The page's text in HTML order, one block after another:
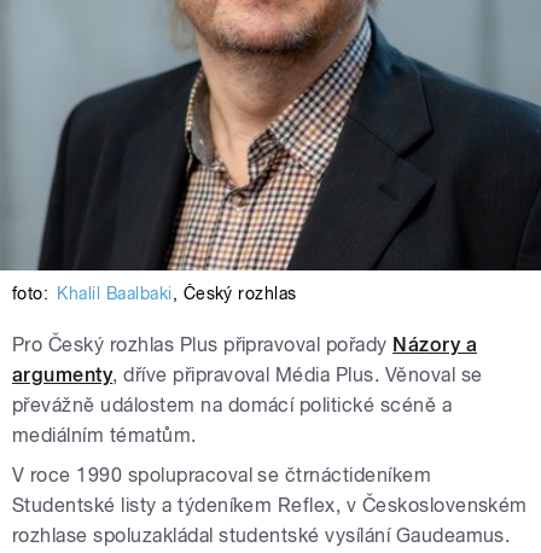
foto: Khalil Baalbaki, Český rozhlas
Pro Český rozhlas Plus připravoval pořady Názory a
argumenty, dříve připravoval Média Plus. Věnoval se
převážně událostem na domácí politické scéně a
mediálním tématům.
V roce 1990 spolupracoval se čtrnáctideníkem
Studentské listy a týdeníkem Reflex, v Československém
rozhlase spoluzakládal studentské vysílání Gaudeamus.